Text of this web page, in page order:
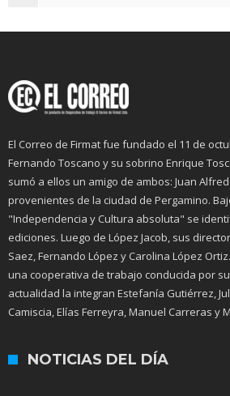
El Correo de Firmat fue fundado el 11 de
Fernando Toscano y su sobrino Enrique
sumó a ellos un amigo de ambos: Juan
provenientes de la ciudad de Pergamino.
"Independencia y Cultura absoluta" se
ediciones. Luego de López Jacob, sus
Saez, Fernando López y Carolina López
una cooperativa de trabajo conducida por
actualidad la integran Estefanía Gutiérrez,
Camiscia, Elías Ferreyra, Manuel Carreras y
NOTICIAS DEL DÍA